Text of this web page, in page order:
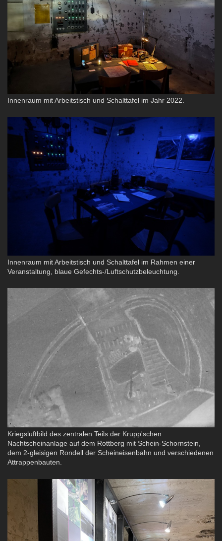
Innenraum mit Arbeitstisch und Schalttafel im Jahr 2022.
Innenraum mit Arbeitstisch und Schalttafel im Rahmen einer
Veranstaltung, blaue Gefechts-/Luftschutzbeleuchtung.
Kriegsluftbild des zentralen Teils der Krupp'schen
Nachtscheinanlage auf dem Rottberg mit Schein-Schornstein,
dem 2-gleisigen Rondell der Scheineisenbahn und verschiedenen
Attrappenbauten.